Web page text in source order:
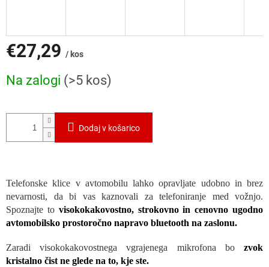
€27,29 / kos
mere:
Na zalogi (>5 kos)
Dodaj v košarico
Telefonske klice v avtomobilu lahko opravljate udobno in brez
nevarnosti, da bi vas kaznovali za telefoniranje med vožnjo.
Spoznajte to visokokakovostno, strokovno in cenovno ugodno
avtomobilsko prostoročno napravo bluetooth na zaslonu.
Zaradi visokokakovostnega vgrajenega mikrofona bo zvok
kristalno čist ne glede na to, kje ste.